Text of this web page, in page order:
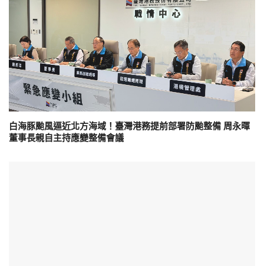
白海豚颱風逼近北方海域！臺灣港務提前部署防颱整備 周永暉
董事長親自主持應變整備會議